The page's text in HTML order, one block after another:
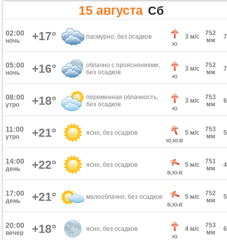
15 августа Сб
02:00
ночь +17° пасмурно, без осадков
Ю
3 м/с
752
мм
05:00
ночь +16°
облачно с прояснениями,
без осадков
Ю
3 м/с
752
мм
08:00
утро +18°
переменная облачность,
без осадков
Ю
3 м/с
753
мм
11:00
утро +21° ясно, без осадков
Ю,Ю-В
5 м/с
753
мм
14:00
день +22° ясно, без осадков
В,Ю-В
5 м/с
751
мм
17:00
день +21° малооблачно, без осадков
В,Ю-В
5 м/с
752
мм
20:00
вечер +18° ясно, без осадков
Ю
4 м/с
753
мм